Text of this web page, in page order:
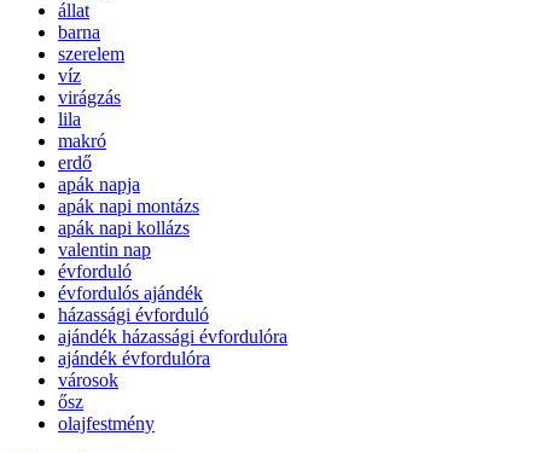
állat
barna
szerelem
víz
virágzás
lila
makró
erdő
apák napja
apák napi montázs
apák napi kollázs
valentin nap
évforduló
évfordulós ajándék
házassági évforduló
ajándék házassági évfordulóra
ajándék évfordulóra
városok
ősz
olajfestmény